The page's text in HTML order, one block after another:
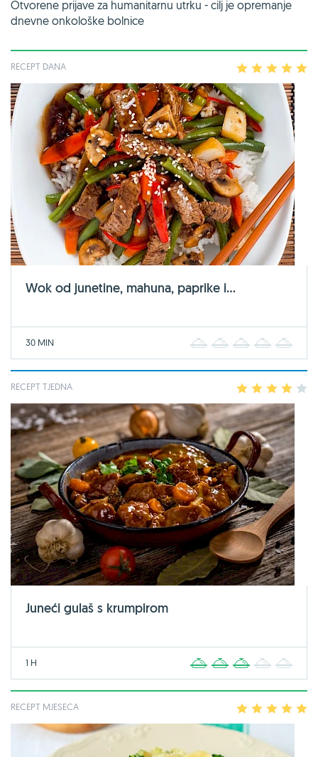
Otvorene prijave za humanitarnu utrku - cilj je opremanje
dnevne onkološke bolnice
RECEPT DANA 2 3 4
Wok od junetine, mahuna, paprike i...
30 MIN 2 3 4
RECEPT TJEDNA 2 3 4
Juneći gulaš s krumpirom
1 H 2 3 4
RECEPT MJESECA 2 3 4